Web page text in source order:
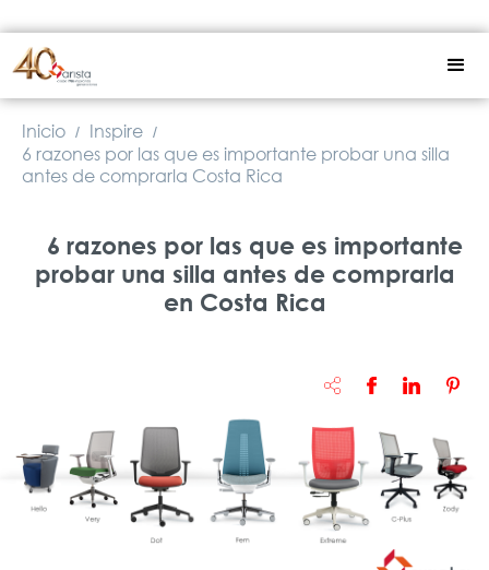
Inicio / Inspire /
6 razones por las que es importante probar una silla
antes de comprarla Costa Rica
6 razones por las que es importante
probar una silla antes de comprarla
en Costa Rica